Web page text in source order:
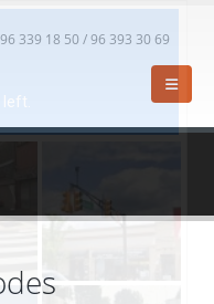
96 339 18 50 / 96 393 30 69